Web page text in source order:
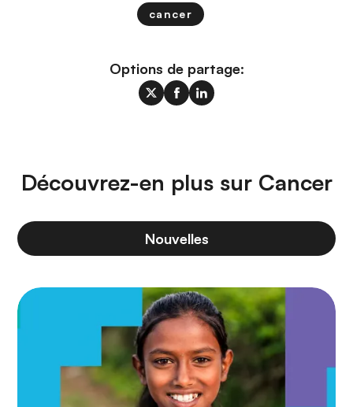
cancer
Options de partage:
Découvrez-en plus sur Cancer
Nouvelles